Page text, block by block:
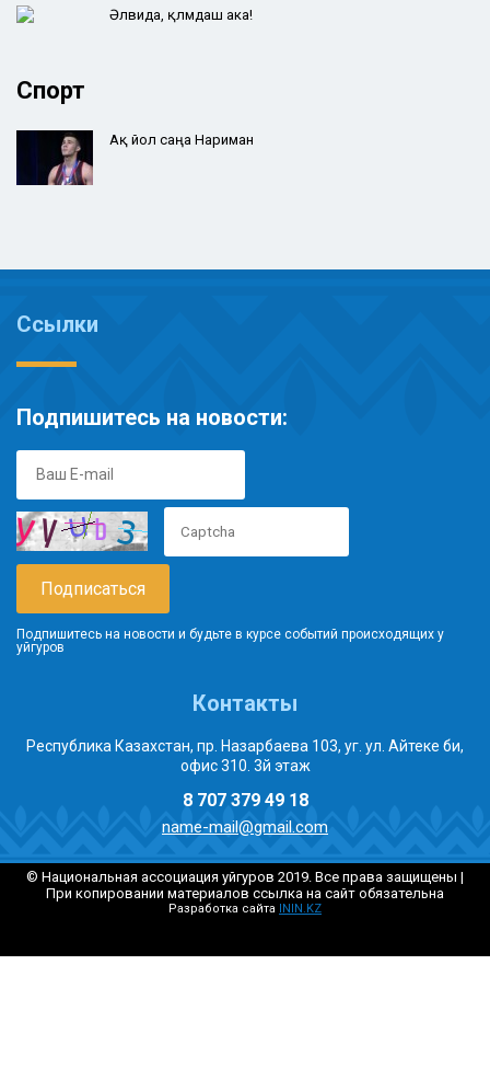
Әлвида, қәләмдаш ака!
Спорт
Ақ йол саңа Нариман
Ссылки
Подпишитесь на новости:
Подпишитесь на новости и будьте в курсе событий происходящих у
уйгуров
Контакты
Республика Казахстан, пр. Назарбаева 103, уг. ул. Айтеке би,
офис 310. 3й этаж
8 707 379 49 18
name-mail@gmail.com
© Национальная ассоциация уйгуров 2019. Все права защищены |
При копировании материалов ссылка на сайт обязательна
Разработка сайта ININ.KZ